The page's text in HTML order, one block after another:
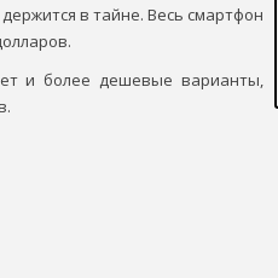
в тайне. Весь смартфон
и более дешевые варианты,